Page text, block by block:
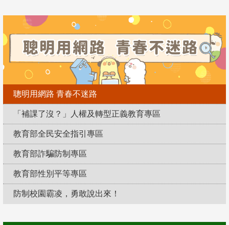
聰明用網路 青春不迷路
「補課了沒？」人權及轉型正義教育專區
教育部全民安全指引專區
教育部詐騙防制專區
教育部性別平等專區
防制校園霸凌，勇敢說出來！